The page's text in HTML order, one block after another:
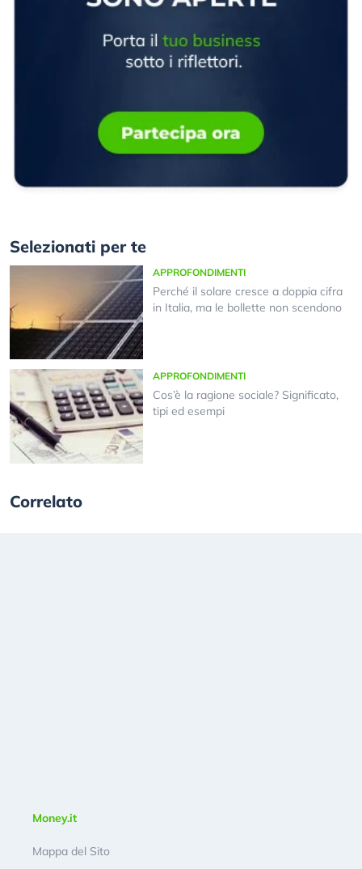
Selezionati per te
APPROFONDIMENTI
Perché il solare cresce a doppia cifra
in Italia, ma le bollette non scendono
APPROFONDIMENTI
Cos’è la ragione sociale? Significato,
tipi ed esempi
Correlato
Money.it
Mappa del Sito